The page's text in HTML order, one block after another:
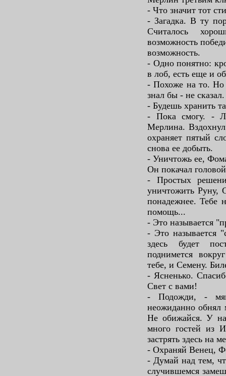
- Что значит тот
- Загадка. В ту
Считалось
возможность
возможность.
- Одно понятно:
в лоб, есть еще и
- Похоже на то. Но
знал бы - не сказал.
- Будешь хранить
- Пока смогу. -
Мерлина.
охраняет пятый
снова ее добыть.
- Уничтожь ее,
Он покачал
- Простых
уничтожить Руну,
понадежнее. Тебе
помощь...
- Это называется
- Это называется
здесь будет
поднимется
тебе, и Семену.
- Ясненько.
Свет с вами!
- Подожди, -
неожиданно обнял
Не обижайся. У
много гостей из
застрять здесь на
- Охраняй Венец,
- Думай над тем,
случившемся